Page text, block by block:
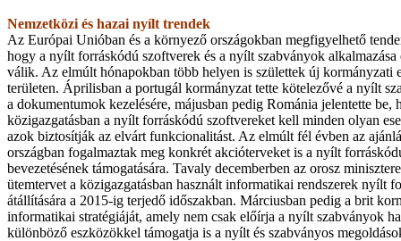
Nemzetközi és hazai nyílt trendek
Az Európai Unióban és a környező országokban megfigyelhető
hogy a nyílt forráskódú szoftverek és a nyílt szabványok alkalmazása
válik. Az elmúlt hónapokban több helyen is születtek új kormányzati
területen. Áprilisban a portugál kormányzat tette kötelezővé a nyílt
a dokumentumok kezelésére, májusban pedig Románia jelentette be,
közigazgatásban a nyílt forráskódú szoftvereket kell minden olyan
azok biztosítják az elvárt funkcionalitást. Az elmúlt fél évben az
országban fogalmaztak meg konkrét akcióterveket is a nyílt
bevezetésének támogatására. Tavaly decemberben az orosz
ütemtervet a közigazgatásban használt informatikai rendszerek nyílt
átállítására a 2015-ig terjedő időszakban. Márciusban pedig a brit
informatikai stratégiáját, amely nem csak előírja a nyílt szabványok
különböző eszközökkel támogatja is a nyílt és szabványos